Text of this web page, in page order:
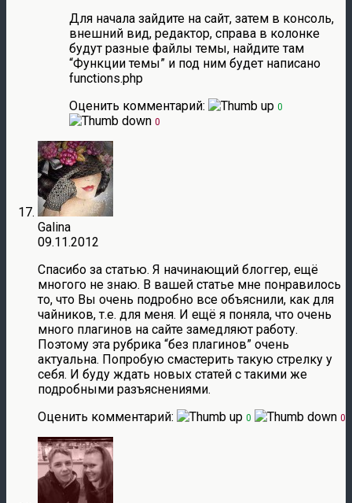
Для начала зайдите на сайт, затем в консоль,
внешний вид, редактор, справа в колонке
будут разные файлы темы, найдите там
“Функции темы” и под ним будет написано
functions.php
Оценить комментарий:
0
0
Galina
09.11.2012
Спасибо за статью. Я начинающий блоггер, ещё
многого не знаю. В вашей статье мне понравилось
то, что Вы очень подробно все объяснили, как для
чайников, т.е. для меня. И ещё я поняла, что очень
много плагинов на сайте замедляют работу.
Поэтому эта рубрика “без плагинов” очень
актуальна. Попробую смастерить такую стрелку у
себя. И буду ждать новых статей с такими же
подробными разъяснениями.
Оценить комментарий:
0 0